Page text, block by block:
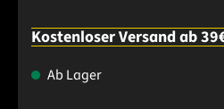
Kostenloser Versand ab
Ab Lager